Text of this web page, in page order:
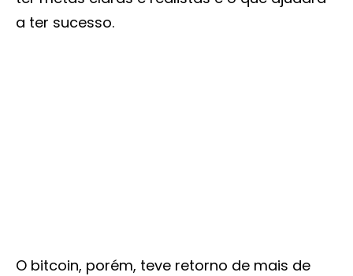
a ter sucesso.
O bitcoin, porém, teve retorno de mais de